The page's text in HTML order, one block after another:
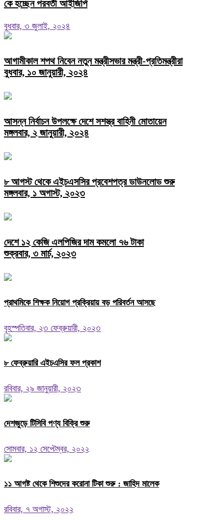
কে হচ্ছেন পরবর্তী আইজিপি
বুধবার, ৩ জুলাই, ২০২৪
আগামীকাল শপথ নিবেন নতুন মন্ত্রীসভার মন্ত্রী-প্রতিমন্ত্রীরা
বুধবার, ১০ জানুয়ারী, ২০২৪
আসন্ন নির্বাচন উপলক্ষে দেশে সশস্ত্র বাহিনী মোতায়েন
মঙ্গলবার, ২ জানুয়ারী, ২০২৪
৮ আগস্ট থেকে এইচএসসির প্রবেশপত্র ডাউনলোড শুরু
মঙ্গলবার, ১ অগাস্ট, ২০২৩
দেশে ১২ কেজি এলপিজির দাম কমলো ৭৬ টাকা
শুক্রবার, ৩ মার্চ, ২০২৩
প্রাথমিকে শিক্ষক নিয়োগ প্রক্রিয়ায় বড় পরিবর্তন আসছে
বৃহস্পতিবার, ২৩ ফেব্রুয়ারী, ২০২৩
৮ ফেব্রুয়ারি এইচএসির ফল প্রকাশ
রবিবার, ২৯ জানুয়ারী, ২০২৩
দেশজুড়ে টিসিবি পণ্য বিক্রি শুরু
সোমবার, ১২ সেপ্টেম্বর, ২০২২
১১ আগষ্ট থেকে শিশুদের করোনা টিকা শুরু : জাহিদ মালেক
রবিবার, ৭ অগাস্ট, ২০২২